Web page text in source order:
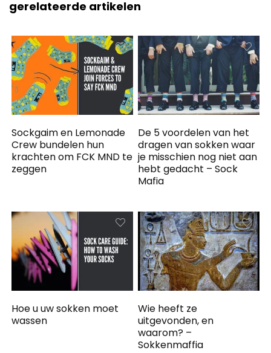
gerelateerde artikelen
Sockgaim en Lemonade
Crew bundelen hun
krachten om FCK MND te
zeggen
De 5 voordelen van het
dragen van sokken waar
je misschien nog niet aan
hebt gedacht – Sock
Mafia
Hoe u uw sokken moet
wassen
Wie heeft ze
uitgevonden, en
waarom? –
Sokkenmaffia